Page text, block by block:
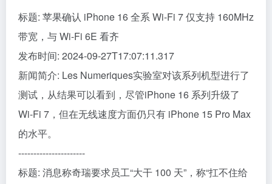
标题: 苹果确认 iPhone 16 全系 Wi-Fi 7 仅支持 160MHz
带宽，与 Wi-Fi 6E 看齐
发布时间: 2024-09-27T17:07:11.317
新闻简介: Les Numeriques实验室对该系列机型进行了
测试，从结果可以看到，尽管iPhone 16 系列升级了
Wi-Fi 7，但在无线速度方面仍只有 iPhone 15 Pro Max
的水平。
----------------------
标题: 消息称奇瑞要求员工“大干 100 天”，称“扛不住给